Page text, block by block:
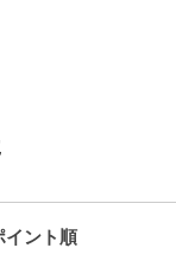
イント順